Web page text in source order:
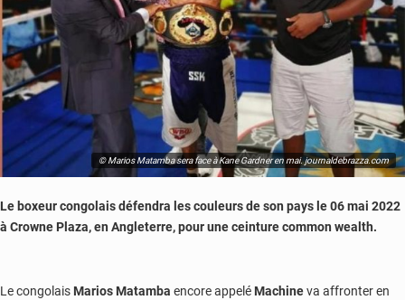
© Marios Matamba sera face à Kane Gardner en mai. journaldebrazza.com
Le boxeur congolais défendra les couleurs de son pays le 06 mai 2022
à Crowne Plaza, en Angleterre, pour une ceinture common wealth.
Le congolais Marios Matamba encore appelé Machineva affronter en